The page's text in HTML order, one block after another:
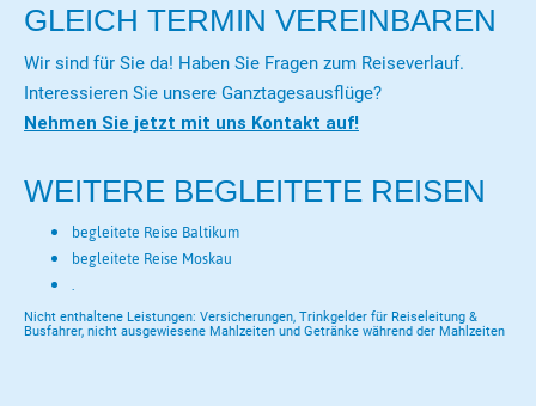
GLEICH TERMIN VEREINBAREN
Wir sind für Sie da! Haben Sie Fragen zum Reiseverlauf.
Interessieren Sie unsere Ganztagesausflüge?
Nehmen Sie jetzt mit uns Kontakt auf!
WEITERE BEGLEITETE REISEN
begleitete Reise Baltikum
begleitete Reise Moskau
.
Nicht enthaltene Leistungen: Versicherungen, Trinkgelder für Reiseleitung &
Busfahrer, nicht ausgewiesene Mahlzeiten und Getränke während der Mahlzeiten